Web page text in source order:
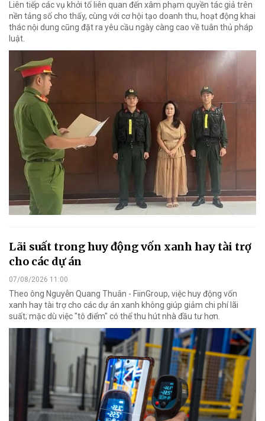
Liên tiếp các vụ khởi tố liên quan đến xâm phạm quyền tác giả trên
nền tảng số cho thấy, cùng với cơ hội tạo doanh thu, hoạt động khai
thác nội dung cũng đặt ra yêu cầu ngày càng cao về tuân thủ pháp
luật.
Lãi suất trong huy động vốn xanh hay tài trợ
cho các dự án
07/08/2026 11:00
Theo ông Nguyễn Quang Thuân - FiinGroup, việc huy động vốn
xanh hay tài trợ cho các dự án xanh không giúp giảm chi phí lãi
suất; mặc dù việc "tô điểm" có thể thu hút nhà đầu tư hơn.